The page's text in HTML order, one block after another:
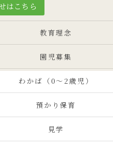
はこちら
教育理念
園児募集
わかば（0～2歳児）
預かり保育
見学